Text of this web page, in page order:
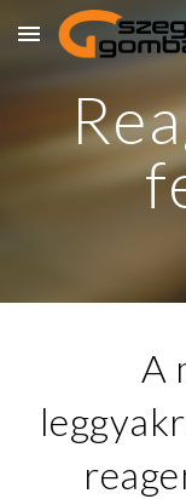
Skip to main
A